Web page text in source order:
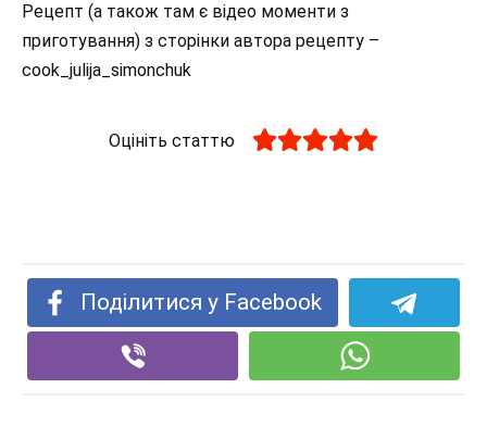
Рецепт (а також там є відео моменти з
приготування) з сторінки автора рецепту –
cook_julija_simonchuk
Оцініть статтю
Поділитися у Facebook